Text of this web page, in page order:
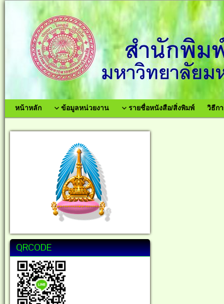
หน้าหลัก ข้อมูลหน่วยงาน รายชื่อหนังสือ/สิ่งพิมพ์ วิธีก
QRCODE